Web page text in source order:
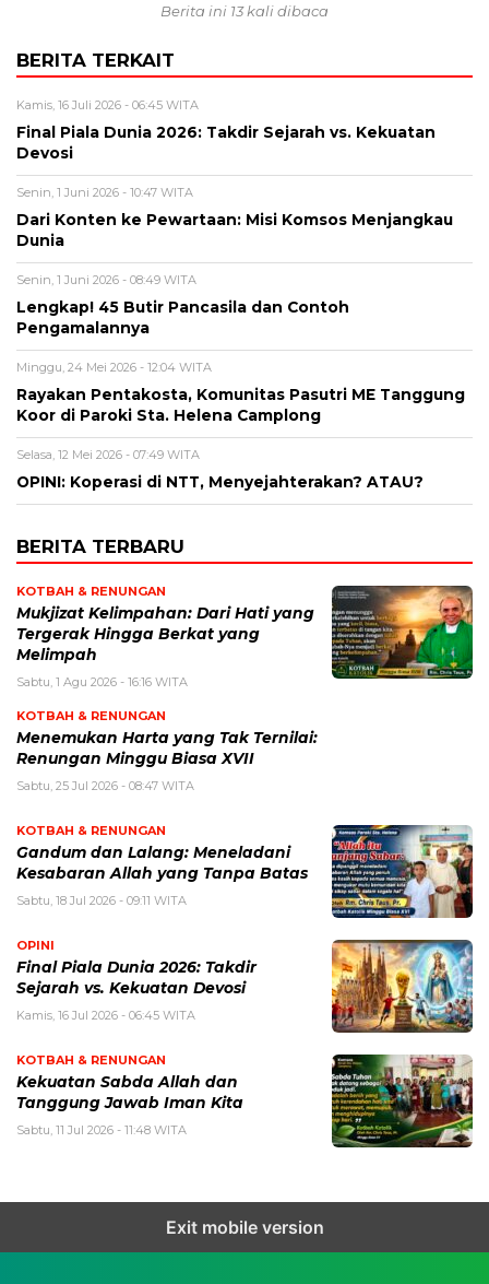
Berita ini 13 kali dibaca
BERITA TERKAIT
Kamis, 16 Juli 2026 - 06:45 WITA
Final Piala Dunia 2026: Takdir Sejarah vs. Kekuatan
Devosi
Senin, 1 Juni 2026 - 10:47 WITA
Dari Konten ke Pewartaan: Misi Komsos Menjangkau
Dunia
Senin, 1 Juni 2026 - 08:49 WITA
Lengkap! 45 Butir Pancasila dan Contoh
Pengamalannya
Minggu, 24 Mei 2026 - 12:04 WITA
Rayakan Pentakosta, Komunitas Pasutri ME Tanggung
Koor di Paroki Sta. Helena Camplong
Selasa, 12 Mei 2026 - 07:49 WITA
OPINI: Koperasi di NTT, Menyejahterakan? ATAU?
BERITA TERBARU
KOTBAH & RENUNGAN
Mukjizat Kelimpahan: Dari Hati yang
Tergerak Hingga Berkat yang
Melimpah
Sabtu, 1 Agu 2026 - 16:16 WITA
KOTBAH & RENUNGAN
Menemukan Harta yang Tak Ternilai:
Renungan Minggu Biasa XVII
Sabtu, 25 Jul 2026 - 08:47 WITA
KOTBAH & RENUNGAN
Gandum dan Lalang: Meneladani
Kesabaran Allah yang Tanpa Batas
Sabtu, 18 Jul 2026 - 09:11 WITA
OPINI
Final Piala Dunia 2026: Takdir
Sejarah vs. Kekuatan Devosi
Kamis, 16 Jul 2026 - 06:45 WITA
KOTBAH & RENUNGAN
Kekuatan Sabda Allah dan
Tanggung Jawab Iman Kita
Sabtu, 11 Jul 2026 - 11:48 WITA
Exit mobile version